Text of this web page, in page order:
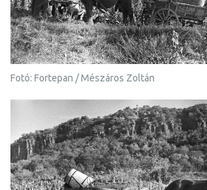
Fotó: Fortepan / Mészáros Zoltán